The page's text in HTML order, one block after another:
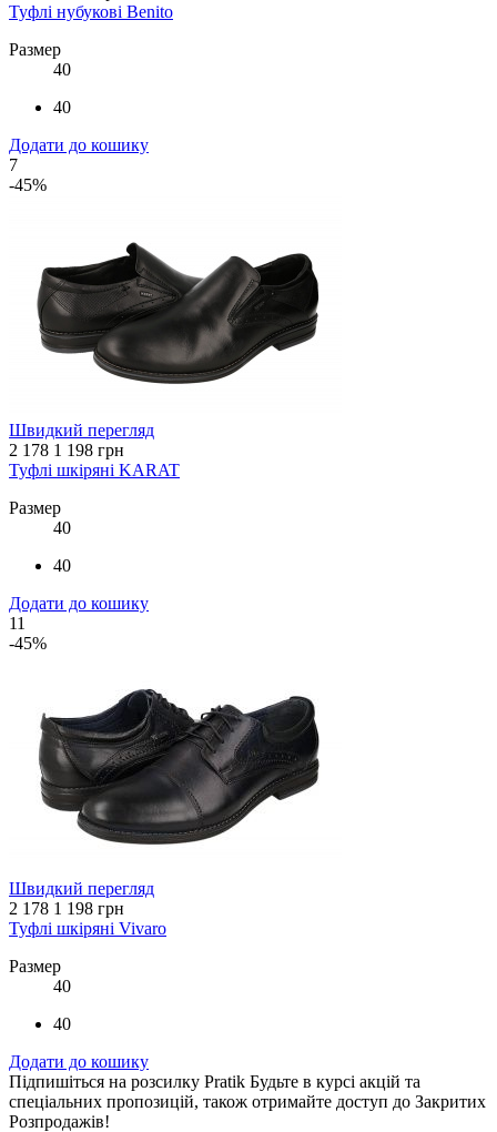
Туфлі нубукові Benito
Размер
40
40
Додати до кошику
7
-45%
Швидкий перегляд
2 178 1 198 грн
Туфлі шкіряні KARAT
Размер
40
40
Додати до кошику
11
-45%
Швидкий перегляд
2 178 1 198 грн
Туфлі шкіряні Vivaro
Размер
40
40
Додати до кошику
Підпишіться на розсилку Pratik Будьте в курсі акцій та
спеціальних пропозицій, також отримайте доступ до Закритих
Розпродажiв!